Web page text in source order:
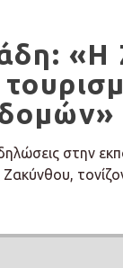
«Η
στην